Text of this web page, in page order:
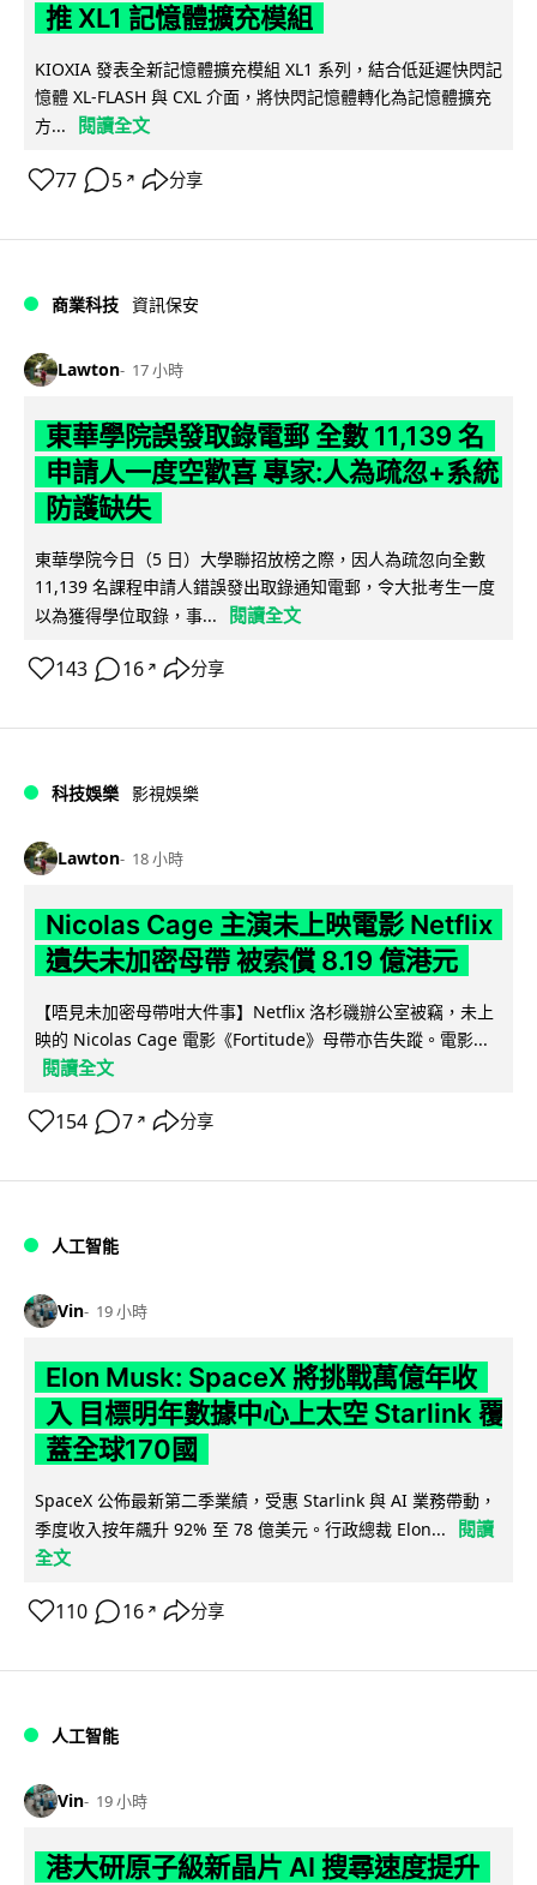
推 XL1 記憶體擴充模組
KIOXIA 發表全新記憶體擴充模組 XL1 系列，結合低延遲快閃記
憶體 XL-FLASH 與 CXL 介面，將快閃記憶體轉化為記憶體擴充
方...
閱讀全文
77 5 ↗ 分享
商業科技 資訊保安
Lawton 17 小時
東華學院誤發取錄電郵 全數 11,139 名
申請人一度空歡喜 專家:人為疏忽+系統
防護缺失
東華學院今日（5 日）大學聯招放榜之際，因人為疏忽向全數
11,139 名課程申請人錯誤發出取錄通知電郵，令大批考生一度
以為獲得學位取錄，事...
閱讀全文
143 16 ↗ 分享
科技娛樂 影視娛樂
Lawton 18 小時
Nicolas Cage 主演未上映電影 Netflix
遺失未加密母帶 被索償 8.19 億港元
【唔見未加密母帶咁大件事】Netflix 洛杉磯辦公室被竊，未上
映的 Nicolas Cage 電影《Fortitude》母帶亦告失蹤。電影...
閱讀全文
154 7 ↗ 分享
人工智能
Vin 19 小時
Elon Musk: SpaceX 將挑戰萬億年收
入 目標明年數據中心上太空 Starlink 覆
蓋全球170國
SpaceX 公佈最新第二季業績，受惠 Starlink 與 AI 業務帶動，
季度收入按年飆升 92% 至 78 億美元。行政總裁 Elon...
閱讀
全文
110 16 ↗ 分享
人工智能
Vin 19 小時
港大研原子級新晶片 AI 搜尋速度提升